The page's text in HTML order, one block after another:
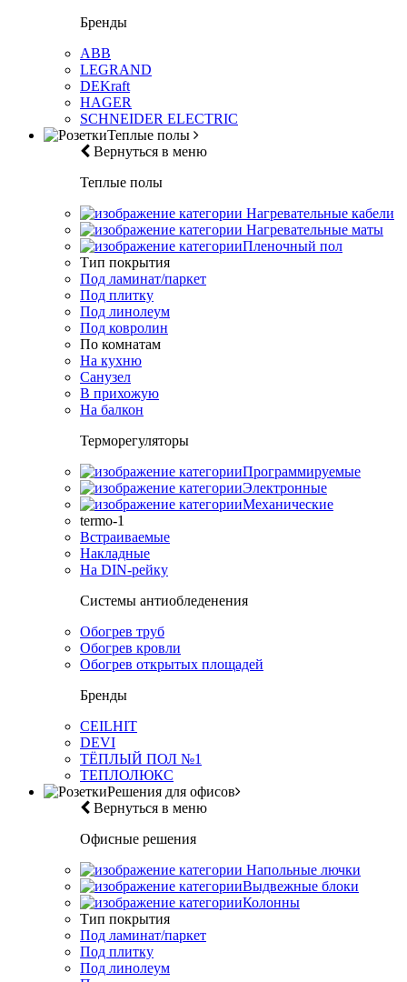
Бренды
ABB
LEGRAND
DEKraft
HAGER
SCHNEIDER ELECTRIC
Теплые полы
Вернуться в меню
Теплые полы
Нагревательные кабели
Нагревательные маты
Пленочный пол
Тип покрытия
Под ламинат/паркет
Под плитку
Под линолеум
Под ковролин
По комнатам
На кухню
Санузел
В прихожую
На балкон
Терморегуляторы
Программируемые
Электронные
Механические
termo-1
Встраиваемые
Накладные
На DIN-рейку
Системы антиобледенения
Обогрев труб
Обогрев кровли
Обогрев открытых площадей
Бренды
CEILHIT
DEVI
ТЁПЛЫЙ ПОЛ №1
ТЕПЛОЛЮКС
Решения для офисов
Вернуться в меню
Офисные решения
Напольные лючки
Выдвежные блоки
Колонны
Тип покрытия
Под ламинат/паркет
Под плитку
Под линолеум